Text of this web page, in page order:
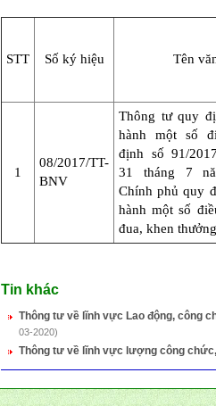
STT Số ký hiệu Tên
1
08/2017/TT-
BNV
Thông tư quy
hành một số
định số 91/
31 tháng 7
Chính phủ quy
hành một số
đua, khen thưởng
Tin khác
Thông tư về lĩnh vực Lao động, công
03-2020)
Thông tư về lĩnh vực lượng công